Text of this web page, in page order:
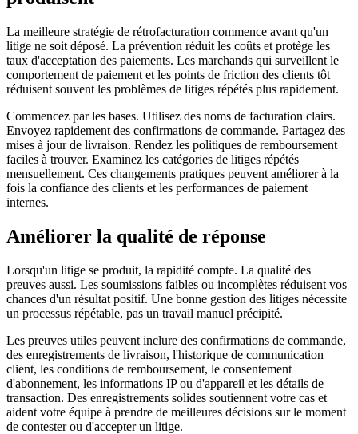
La meilleure stratégie de rétrofacturation commence avant qu'un
litige ne soit déposé. La prévention réduit les coûts et protège les
taux d'acceptation des paiements. Les marchands qui surveillent le
comportement de paiement et les points de friction des clients tôt
réduisent souvent les problèmes de litiges répétés plus rapidement.
Commencez par les bases. Utilisez des noms de facturation clairs.
Envoyez rapidement des confirmations de commande. Partagez des
mises à jour de livraison. Rendez les politiques de remboursement
faciles à trouver. Examinez les catégories de litiges répétés
mensuellement. Ces changements pratiques peuvent améliorer à la
fois la confiance des clients et les performances de paiement
internes.
Améliorer la qualité de réponse
Lorsqu'un litige se produit, la rapidité compte. La qualité des
preuves aussi. Les soumissions faibles ou incomplètes réduisent vos
chances d'un résultat positif. Une bonne gestion des litiges nécessite
un processus répétable, pas un travail manuel précipité.
Les preuves utiles peuvent inclure des confirmations de commande,
des enregistrements de livraison, l'historique de communication
client, les conditions de remboursement, le consentement
d'abonnement, les informations IP ou d'appareil et les détails de
transaction. Des enregistrements solides soutiennent votre cas et
aident votre équipe à prendre de meilleures décisions sur le moment
de contester ou d'accepter un litige.